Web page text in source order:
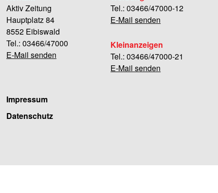
Aktiv Zeitung
Hauptplatz 84
8552 Eibiswald
Tel.: 03466/47000
E-Mail senden
Tel.: 03466/47000-12
E-Mail senden
Kleinanzeigen
Tel.: 03466/47000-21
E-Mail senden
Impressum
Datenschutz